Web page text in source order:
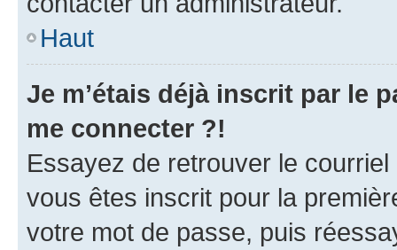
Haut
Je m’étais déjà inscrit par le
me connecter ?!
Essayez de retrouver le
vous êtes inscrit pour la
votre mot de passe, puis